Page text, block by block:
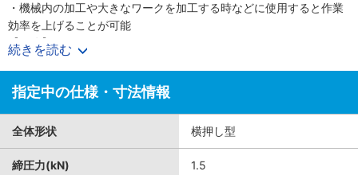
・機械内の加工や大きなワークを加工する時などに使用すると作業
効率を上げることが可能
【用途】
・自動化装置への組込み。
【使用上ご注意点】
※継手の向きを変える場合について標準装着されてる継手の向きを
変える場合、一度継手を取り外して残っているシールテープを除去
して頂き、新たにシールテープを巻いた上でねじ込み時にを向き調
整してください。
続きを読む
指定中の仕様・寸法情報
全体形状 横押し型
締圧力(kN) 1.5